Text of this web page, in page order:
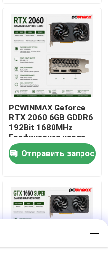
PCWINMAX Geforce
RTX 2060 6GB GDDR6
192Bit 1680MHz
Графическая карта
для игр с двумя
вентиляторами с
HD/DP/DVI На складе
Отправить запрос